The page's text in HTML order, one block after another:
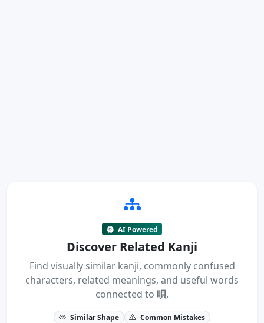
AI Powered
Discover Related Kanji
Find visually similar kanji, commonly confused
characters, related meanings, and useful words
connected to 唄.
Similar Shape
Common Mistakes